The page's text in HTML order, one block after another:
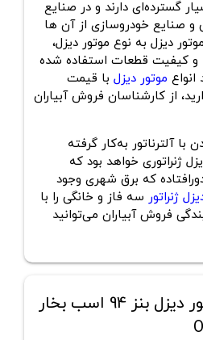
گسترده‌ای دارند و در صنایع
و صنایع خودروسازی از آن ها
دیزل به نوع موتور دیزل،
و کیفیت قطعات استفاده شده
انواع موتور دیزل با قیمت
از کارشناسان فروش آبیاران
با آلترناتور به‌کار گرفته
ژنراتوری خواهد بود که
که برق شهری وجود
ژنراتور سه فاز و خانگی را با
فروش آبیاران می‌توانید
مشخصات فنی موتور دیزل بنز 94 اسب بخار